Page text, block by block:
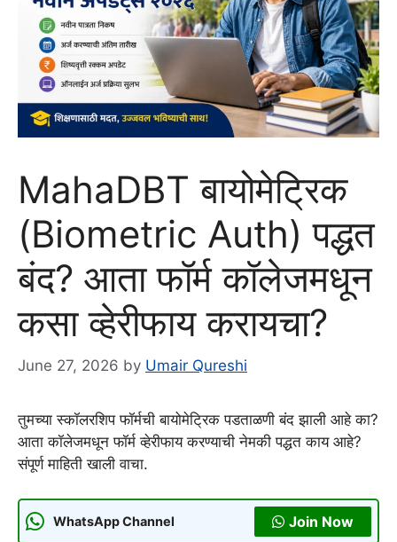
MahaDBT बायोमेट्रिक
(Biometric Auth) पद्धत
बंद? आता फॉर्म कॉलेजमधून
कसा व्हेरीफाय करायचा?
June 27, 2026 by Umair Qureshi
तुमच्या स्कॉलरशिप फॉर्मची बायोमेट्रिक पडताळणी बंद झाली आहे का?
आता कॉलेजमधून फॉर्म व्हेरीफाय करण्याची नेमकी पद्धत काय आहे?
संपूर्ण माहिती खाली वाचा.
WhatsApp Channel Join Now